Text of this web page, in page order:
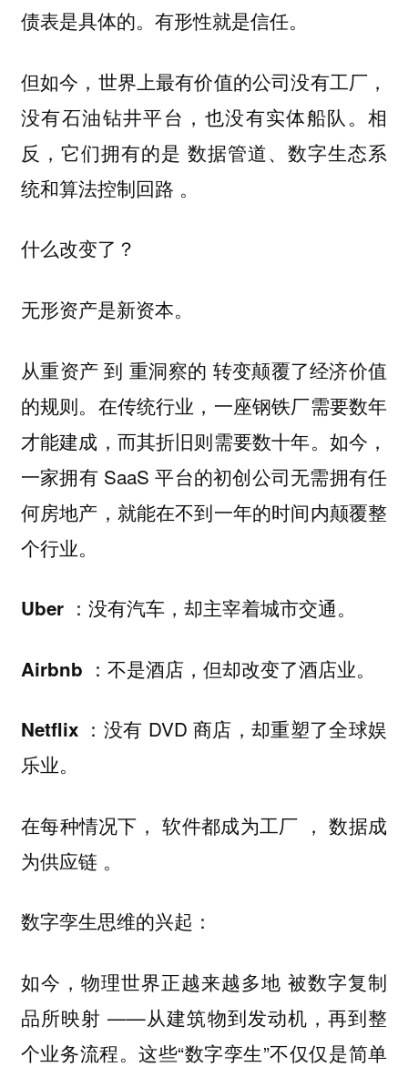
债表是具体的。有形性就是信任。
但如今，世界上最有价值的公司没有工厂，
没有石油钻井平台，也没有实体船队。相
反，它们拥有的是 数据管道、数字生态系
统和算法控制回路 。
什么改变了？
无形资产是新资本。
从重资产 到重洞察的 转变颠覆了经济价值
的规则。在传统行业，一座钢铁厂需要数年
才能建成，而其折旧则需要数十年。如今，
一家拥有 SaaS 平台的初创公司无需拥有任
何房地产，就能在不到一年的时间内颠覆整
个行业。
Uber：没有汽车，却主宰着城市交通。
Airbnb ：不是酒店，但却改变了酒店业。
Netflix：没有 DVD 商店，却重塑了全球娱
乐业。
在每种情况下，软件都成为工厂 ，数据成
为供应链 。
数字孪生思维的兴起：
如今，物理世界正越来越多地被数字复制
品所映射 ——从建筑物到发动机，再到整
个业务流程。这些“数字孪生”不仅仅是简单